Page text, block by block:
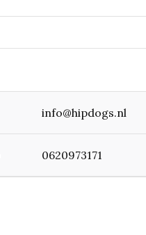
info@hipdogs.nl
0620973171